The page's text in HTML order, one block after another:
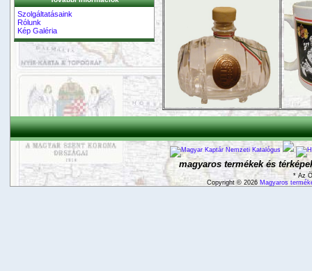
Szolgáltatásaink
Rólunk
Kép Galéria
magyaros termékek és
* Az
Copyright © 2026 Magyaros